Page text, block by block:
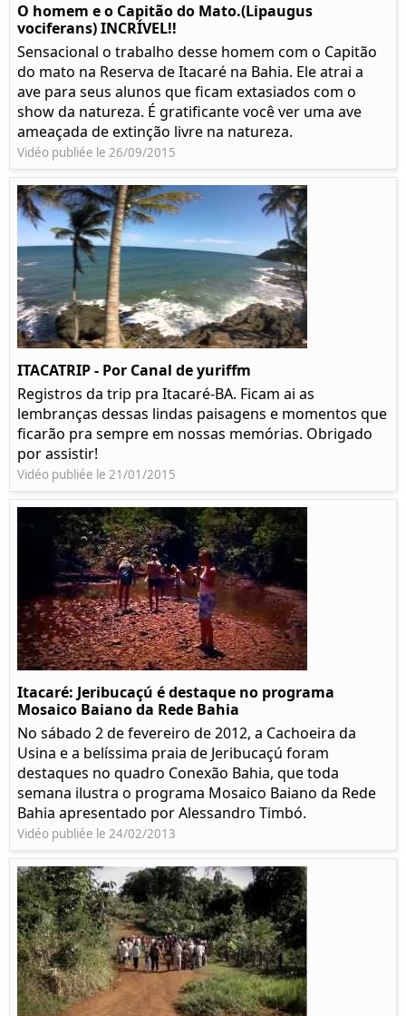
O homem e o Capitão do Mato.(Lipaugus
vociferans) INCRÍVEL!!
Sensacional o trabalho desse homem com o Capitão
do mato na Reserva de Itacaré na Bahia. Ele atrai a
ave para seus alunos que ficam extasiados com o
show da natureza. É gratificante você ver uma ave
ameaçada de extinção livre na natureza.
Vidéo publiée le 26/09/2015
ITACATRIP - Por Canal de yuriffm
Registros da trip pra Itacaré-BA. Ficam ai as
lembranças dessas lindas paisagens e momentos que
ficarão pra sempre em nossas memórias. Obrigado
por assistir!
Vidéo publiée le 21/01/2015
Itacaré: Jeribucaçú é destaque no programa
Mosaico Baiano da Rede Bahia
No sábado 2 de fevereiro de 2012, a Cachoeira da
Usina e a belíssima praia de Jeribucaçú foram
destaques no quadro Conexão Bahia, que toda
semana ilustra o programa Mosaico Baiano da Rede
Bahia apresentado por Alessandro Timbó.
Vidéo publiée le 24/02/2013